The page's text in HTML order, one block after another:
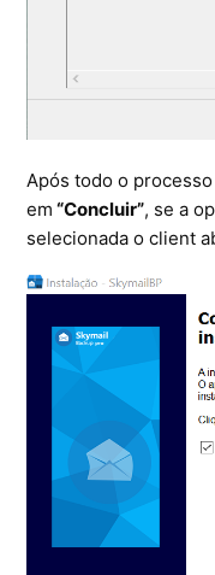
Após todo o
em “Concluir”, se a
selecionada o client